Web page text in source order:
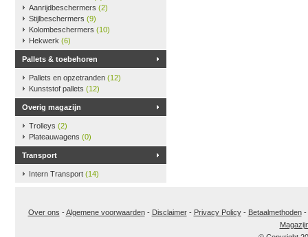
Aanrijdbeschermers (2)
Stijlbeschermers (9)
Kolombeschermers (10)
Hekwerk (6)
Pallets & toebehoren
Pallets en opzetranden (12)
Kunststof pallets (12)
Overig magazijn
Trolleys (2)
Plateauwagens (0)
Transport
Intern Transport (14)
Over ons -Algemene voorwaarden- Disclaimer- Privacy Policy- Betaalmethoden-